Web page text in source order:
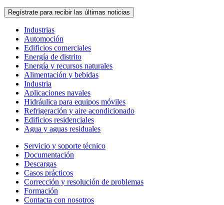
Regístrate para recibir las últimas noticias
Industrias
Automoción
Edificios comerciales
Energía de distrito
Energía y recursos naturales
Alimentación y bebidas
Industria
Aplicaciones navales
Hidráulica para equipos móviles
Refrigeración y aire acondicionado
Edificios residenciales
Agua y aguas residuales
Servicio y soporte técnico
Documentación
Descargas
Casos prácticos
Corrección y resolución de problemas
Formación
Contacta con nosotros